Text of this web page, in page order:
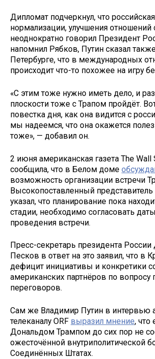
Дипломат подчеркнул, что
нормализации, улучшения
неоднократно говорил Президент
напомнил Рябков, Путин сказал
Петербурге, что в международных
происходит что-то похожее на игру
«С этим тоже нужно иметь дело, и
плоскости тоже с Трапом пройдёт.
повестка дня, как она видится с
мы надеемся, что она окажется
тоже», — добавил он.
2 июня американская газета The Wall
сообщила, что в Белом доме
возможность организации встречи
Высокопоставленный
указал, что планирование пока
стадии, необходимо согласовать
проведения встречи.
Пресс-секретарь президента
Песков в ответ на это заявил, что в
дефицит инициативы и конкретики
американских партнёров по вопросу
переговоров.
Сам же Владимир Путин в интервью
телеканалу ORF выразил мнение, что
Дональдом Трампом до сих пор не
ожесточённой внутриполитической
Соединённых Штатах.